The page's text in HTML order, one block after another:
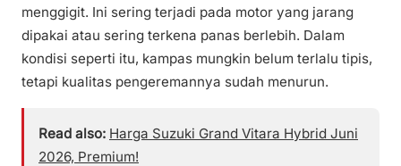
menggigit. Ini sering terjadi pada motor yang jarang
dipakai atau sering terkena panas berlebih. Dalam
kondisi seperti itu, kampas mungkin belum terlalu tipis,
tetapi kualitas pengeremannya sudah menurun.
Read also: Harga Suzuki Grand Vitara Hybrid Juni
2026, Premium!